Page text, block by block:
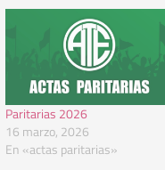
Paritarias 2026
16 marzo, 2026
En «actas paritarias»